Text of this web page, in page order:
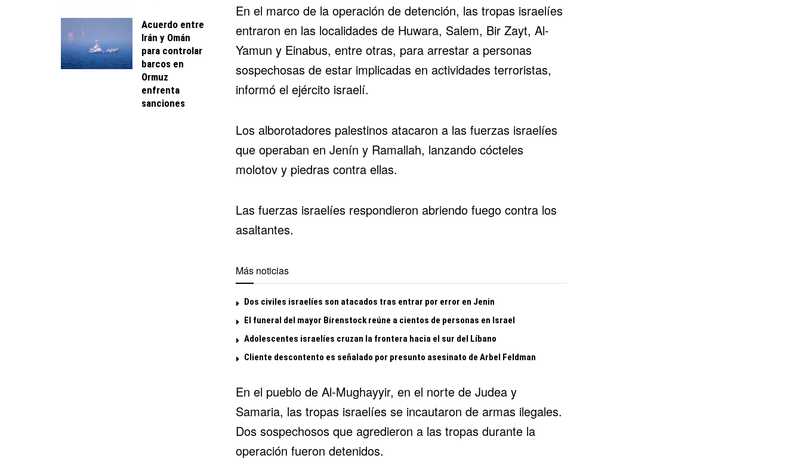
En el marco de la operación de detención, las tropas israelíes
entraron en las localidades de Huwara, Salem, Bir Zayt, Al-
Yamun y Einabus, entre otras, para arrestar a personas
sospechosas de estar implicadas en actividades terroristas,
informó el ejército israelí.
Los alborotadores palestinos atacaron a las fuerzas israelíes
que operaban en Jenín y Ramallah, lanzando cócteles
molotov y piedras contra ellas.
Las fuerzas israelíes respondieron abriendo fuego contra los
asaltantes.
Más noticias
Dos civiles israelíes son atacados tras entrar por error en Jenin
El funeral del mayor Birenstock reúne a cientos de personas en Israel
Adolescentes israelíes cruzan la frontera hacia el sur del Líbano
Cliente descontento es señalado por presunto asesinato de Arbel Feldman
En el pueblo de Al-Mughayyir, en el norte de Judea y
Samaria, las tropas israelíes se incautaron de armas ilegales.
Dos sospechosos que agredieron a las tropas durante la
operación fueron detenidos.
Acuerdo entre
Irán y Omán
para controlar
barcos en
Ormuz
enfrenta
sanciones